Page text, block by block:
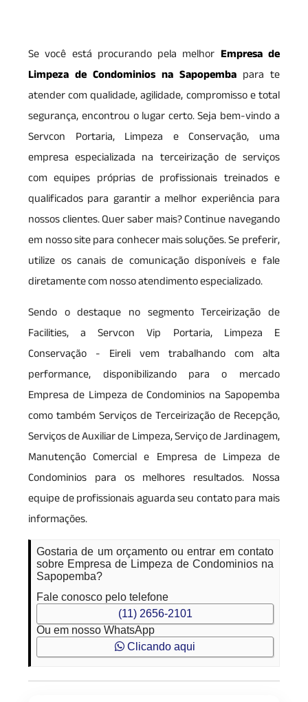
Se você está procurando pela melhor Empresa de
Limpeza de Condominios na Sapopembapara te
atender com qualidade, agilidade, compromisso e total
segurança, encontrou o lugar certo. Seja bem-vindo a
Servcon Portaria, Limpeza e Conservação, uma
empresa especializada na terceirização de serviços
com equipes próprias de profissionais treinados e
qualificados para garantir a melhor experiência para
nossos clientes. Quer saber mais? Continue navegando
em nosso site para conhecer mais soluções. Se preferir,
utilize os canais de comunicação disponíveis e fale
diretamente com nosso atendimento especializado.
Sendo o destaque no segmento Terceirização de
Facilities, a Servcon Vip Portaria, Limpeza E
Conservação - Eireli vem trabalhando com alta
performance, disponibilizando para o mercado
Empresa de Limpeza de Condominios na Sapopemba
como também Serviços de Terceirização de Recepção,
Serviços de Auxiliar de Limpeza, Serviço de Jardinagem,
Manutenção Comercial e Empresa de Limpeza de
Condominios para os melhores resultados. Nossa
equipe de profissionais aguarda seu contato para mais
informações.
Gostaria de um orçamento ou entrar em contato
sobre Empresa de Limpeza de Condominios na
Sapopemba?
Fale conosco pelo telefone
(11) 2656-2101
Ou em nosso WhatsApp
Clicando aqui